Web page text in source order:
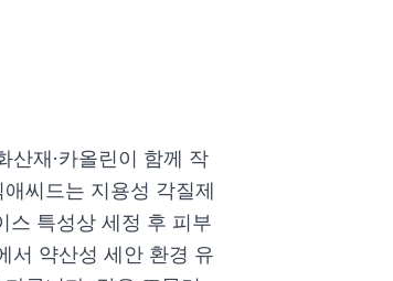
산재·카올린이 함께 작
씨드는 지용성 각질제
스 특성상 세정 후 피부
서 약산성 세안 환경 유